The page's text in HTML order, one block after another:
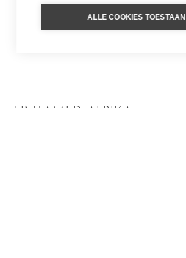
UNTAMED AFRIKA
ALLE COOKIES TOESTAAN